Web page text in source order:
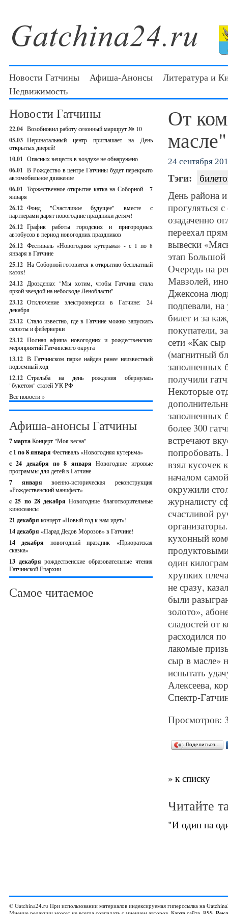
Новости Гатчины Афиша-Анонсы
Литература и
Недвижимость
Новости Гатчины
22.04 Возобновил работу сезонный маршрут № 10
05.03 Перинатальный центр приглашает на День
открытых дверей!
10.01 Опасных веществ в воздухе не обнаружено
06.01 В Рождество в центре Гатчины будет перекрыто
автомобильное движение
06.01 Торжественное открытие катка на Соборной - 7
января
26.12 Фонд "Счастливое будущее" вместе с
партнерами дарят новогодние праздники детям!
26.12 График работы городских и пригородных
автобусов в период новогодних праздников
26.12 Фестиваль «Новогодняя кутерьма» - с 1 по 8
января в Гатчине
25.12 На Соборной готовится к открытию бесплатный
каток!
24.12 Дрозденко: "Мы хотим, чтобы Гатчина стала
яркой звездой на небосводе Ленобласти"
23.12 Отключение электроэнергии в Гатчине: 24
декабря
23.12 Стало известно, где в Гатчине можно запускать
салюты и фейерверки
23.12 Полная афиша новогодних и рождественских
мероприятий Гатчинского округа
13.12 В Гатчинском парке найден ранее неизвестный
подземный ход
12.12 Стрельба на день рождения обернулась
"букетом" статей УК РФ
Все новости »
Афиша-анонсы Гатчины
7 мартаКонцерт "Моя весна"
с 1 по 8 января Фестиваль «Новогодняя кутерьма»
с 24 декабря по 8 январяНовогодние игровые
программы для детей в Гатчине
7 январявоенно-историческая реконструкция
«Рождественский манифест»
c 25 по 28 декабряНовогодние благотворительные
киносеансы
21 декабря концерт «Новый год к нам идет»!
14 декабря «Парад Дедов Морозов» в Гатчине!
14 декабря новогодний праздник «Приоратская
сказка»
13 декабрярождественские образовательные чтения
Гатчинской Епархии
Самое читаемое
От
масле"
24 сентября
Тэги:
День района
прогуляться
озадаченно
переехал
вывески
этап Большой
Очередь на
Мавзолей,
Джексона
подпевали,
билет и за
покупатели,
сети «Как
(магнитный
заполненных
получили
Некоторые
заполненных
более 300
встречают
попробовать.
взял кусочек
началом
окружили
журналисту
счастливой
кухонный
один
хрупких
не сразу,
были
золото»,
сладостей от
расходился
лакомые
сыр в масле»
испытать
Алексеева,
Спектр-
Просмотров:
Поделиться…
» к списку
Читайте
"И один на
© Gatchina24.ru При использовании материалов индексируемая гиперссылка на